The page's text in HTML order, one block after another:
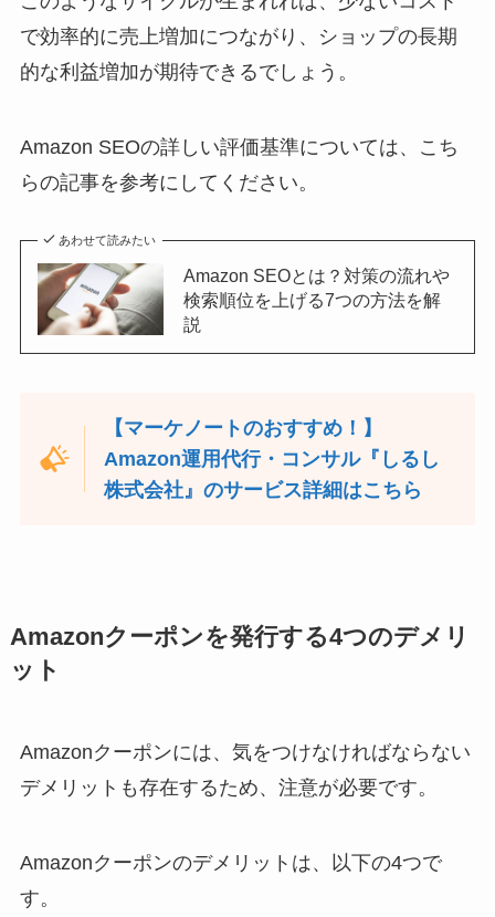
で効率的に売上増加につながり、ショップの長期
的な利益増加が期待できるでしょう。
Amazon SEOの詳しい評価基準については、こち
らの記事を参考にしてください。
あわせて読みたい
Amazon SEOとは？対策の流れや
検索順位を上げる7つの方法を解
説
【マーケノートのおすすめ！】
Amazon運用代行・コンサル『しるし
株式会社』のサービス詳細はこちら
Amazonクーポンを発行する4つのデメリ
ット
Amazonクーポンには、気をつけなければならない
デメリットも存在するため、注意が必要です。
Amazonクーポンのデメリットは、以下の4つで
す。